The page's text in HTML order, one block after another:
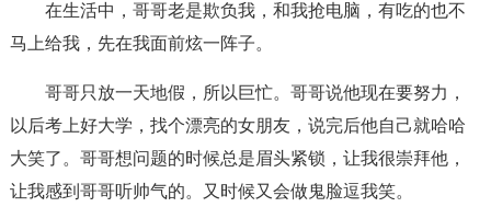
在生活中，哥哥老是欺负我，和我抢电脑，有吃的也不
马上给我，先在我面前炫一阵子。
哥哥只放一天地假，所以巨忙。哥哥说他现在要努力，
以后考上好大学，找个漂亮的女朋友，说完后他自己就哈哈
大笑了。哥哥想问题的时候总是眉头紧锁，让我很崇拜他，
让我感到哥哥听帅气的。又时候又会做鬼脸逗我笑。